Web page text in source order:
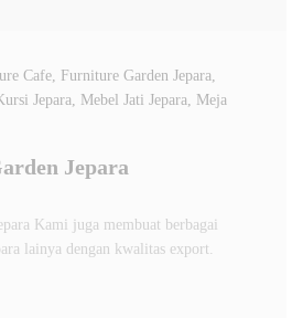
Cafe, Furniture Garden Jepara,
Jepara, Mebel Jati Jepara, Meja
Jepara
Kami juga membuat berbagai
lainya dengan kwalitas export.